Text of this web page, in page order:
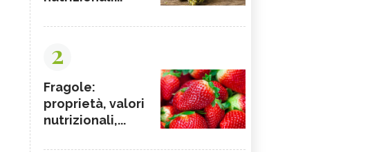
2
Fragole:
proprietà, valori
nutrizionali,...